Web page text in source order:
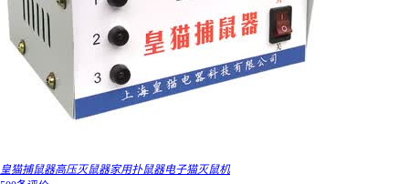
皇猫捕鼠器高压灭鼠器家用扑鼠器电子猫灭鼠机